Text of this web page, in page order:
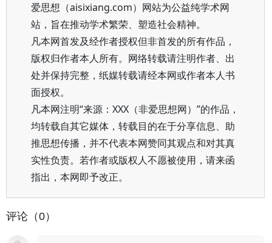
爱思想（aisixiang.com）网站为公益纯学术网
站，旨在推动学术繁荣、塑造社会精神。
凡本网首发及经作者授权但非首发的所有作品，
版权归作者本人所有。网络转载请注明作者、出
处并保持完整，纸媒转载请经本网或作者本人书
面授权。
凡本网注明“来源：XXX（非爱思想网）”的作品，
均转载自其它媒体，转载目的在于分享信息、助
推思想传播，并不代表本网赞同其观点和对其真
实性负责。若作者或版权人不愿被使用，请来函
指出，本网即予改正。
评论（0）